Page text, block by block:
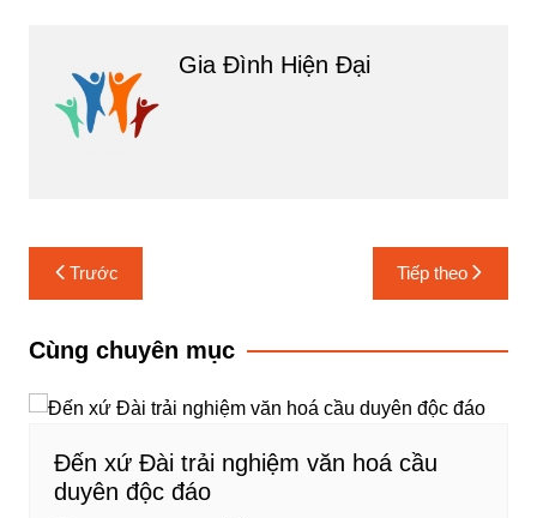
Gia Đình Hiện Đại
Điều
hướng
bài
Trước Tiếp theo
Cùng chuyên mục
Đến xứ Đài trải nghiệm văn hoá cầu
duyên độc đáo